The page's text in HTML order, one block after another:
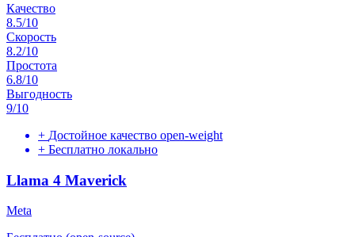
Качество
8.5/10
Скорость
8.2/10
Простота
6.8/10
Выгодность
9/10
+ Достойное качество open-weight
+ Бесплатно локально
Llama 4 Maverick
Meta